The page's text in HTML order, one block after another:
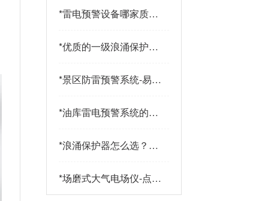
*雷电预警设备哪家质量
*优质的一级浪涌保护器
防雷
*景区防雷预警系统-易造
*油库雷电预警系统的传
看-易造
*浪涌保护器怎么选？三
策略助您精准选型-易造
*场磨式大气电场仪-点击
了解更多-易造